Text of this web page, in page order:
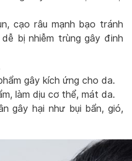
cạo râu mạnh bạo tránh
bị nhiễm trùng gây đinh
gây kích ứng cho da.
làm dịu cơ thể, mát da.
gây hại như bụi bẩn, gió,